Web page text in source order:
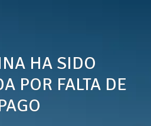
HA SIDO
POR FALTA DE